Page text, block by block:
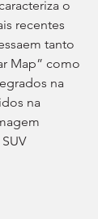
o
recentes
tanto
Map” como
na
na